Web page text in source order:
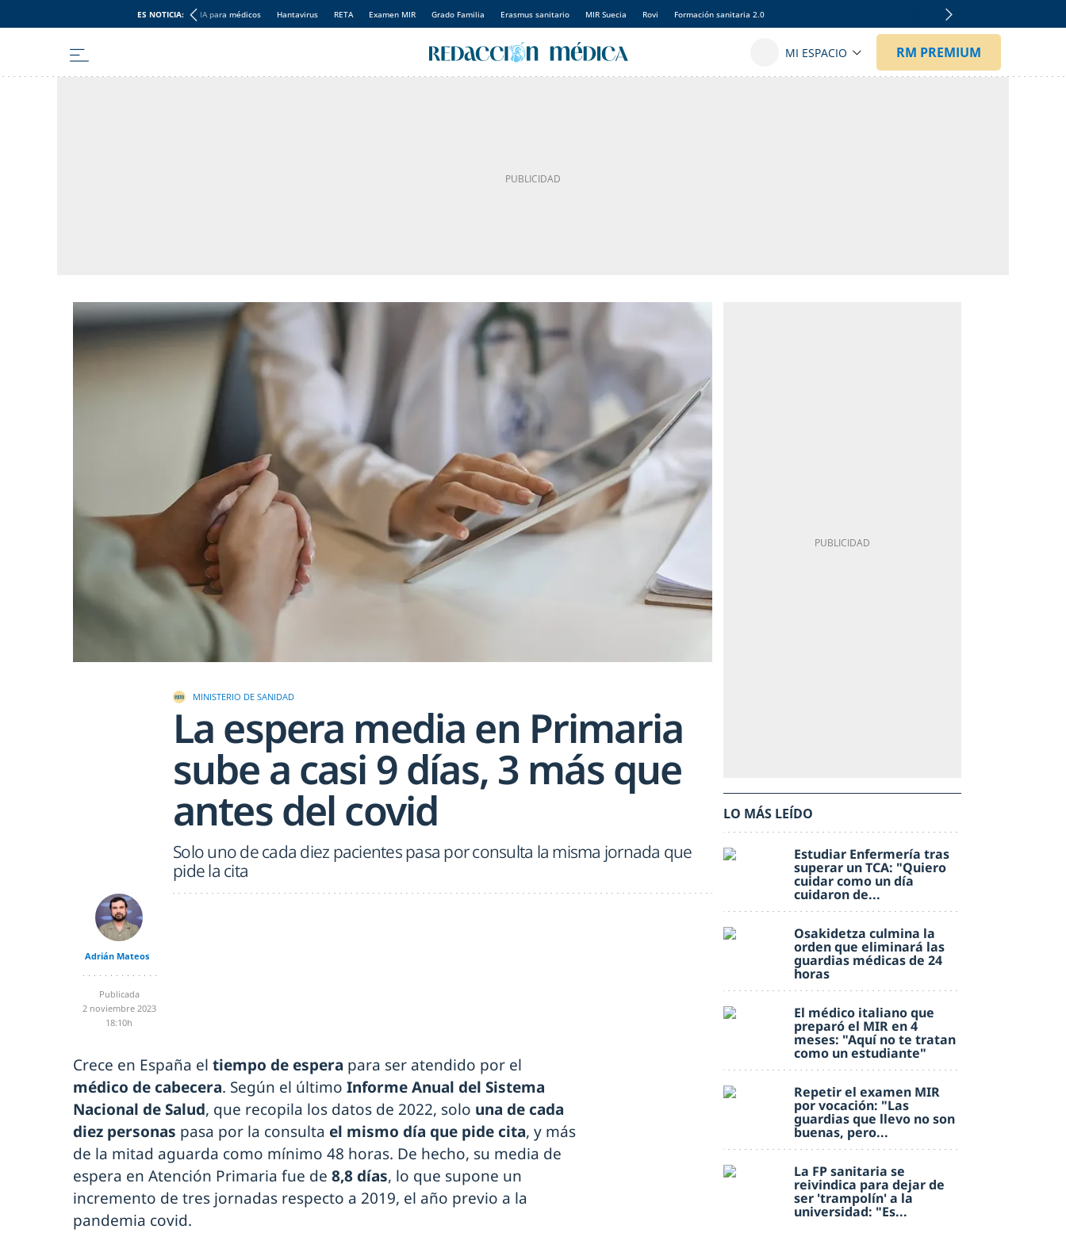
ES NOTICIA: IA para médicos Hantavirus RETA Examen MIR Grado Familia Erasmus sanitario MIR Suecia Rovi Formación sanitaria 2.0
MINISTERIO DE SANIDAD
La espera media en Primaria
sube a casi 9 días, 3 más que
antes del covid
Solo uno de cada diez pacientes pasa por consulta la misma jornada que
pide la cita
Adrián Mateos
Publicada
2 noviembre 2023
18:10h
Crece en España el tiempo de espera para ser atendido por el
médico de cabecera. Según el último Informe Anual del Sistema
Nacional de Salud, que recopila los datos de 2022, solo una de cada
diez personas pasa por la consulta el mismo día que pide cita, y más
de la mitad aguarda como mínimo 48 horas. De hecho, su media de
espera en Atención Primaria fue de 8,8 días, lo que supone un
incremento de tres jornadas respecto a 2019, el año previo a la
pandemia covid.
LO MÁS LEÍDO
Estudiar Enfermería tras
superar un TCA: "Quiero
cuidar como un día
cuidaron de...
Osakidetza culmina la
orden que eliminará las
guardias médicas de 24
horas
El médico italiano que
preparó el MIR en 4
meses: "Aquí no te tratan
como un estudiante"
Repetir el examen MIR
por vocación: "Las
guardias que llevo no son
buenas, pero...
La FP sanitaria se
reivindica para dejar de
ser 'trampolín' a la
universidad: "Es...